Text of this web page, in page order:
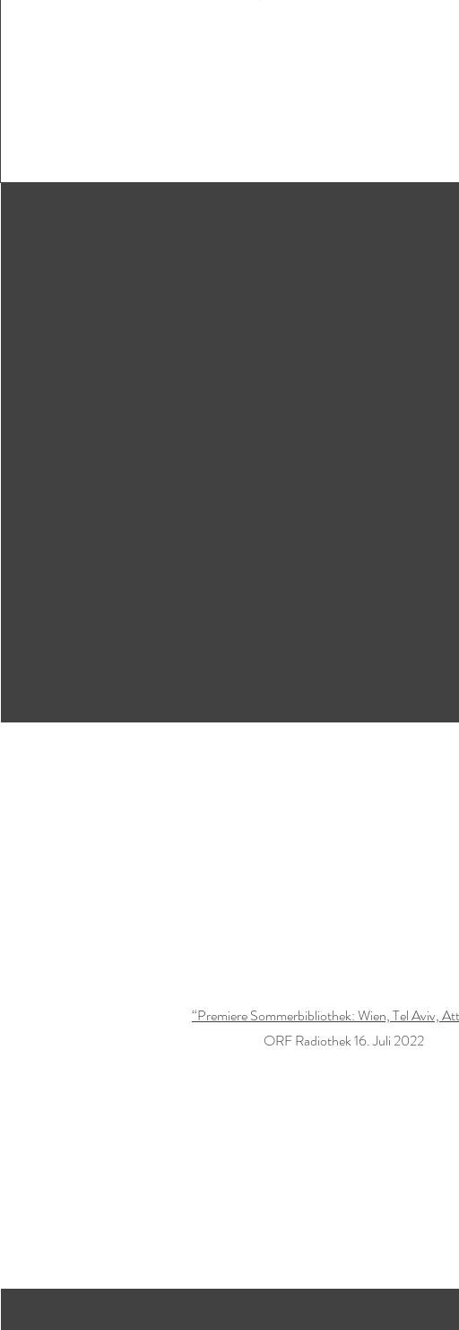
“Premiere Sommerbibliothek: Wien, Tel Aviv,
ORF Radiothek 16. Juli 2022